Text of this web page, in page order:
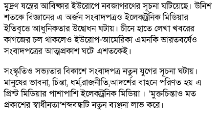
মুদ্রণ যন্ত্রের আবিষ্কার ইউরোপে নবজাগরণের সূচনা ঘটিয়েছে। উনিশ
শতকে বিজ্ঞানের এ অর্জন সংবাদপত্রও ইলেকট্রনিক মিডিয়ার
ইতিবৃত্তে আধুনিকতার উদ্বোধন ঘটায়। চীনে হাতে লেখা খবরের
কাগজের চল থাকলেও ইউরোপ-আমেরিকা এমনকি ভারতবর্ষেও
সংবাদপত্রের আত্মপ্রকাশ ঘটে এশতকেই।
সংস্কৃতিও সভ্যতার বিকাশে সংবাদপত্র নতুন যুগের সূচনা ঘটায়।
মানুষের ভাবনা, চিন্তা, ধর্ম,রাজনীতি,আদর্শের বাহনে পরিণত হয় এ
প্রিন্ট মিডিয়ার পাশাপাশি ইলেকট্রনিক মিডিয়া । ‘মুক্তচিন্তাও মত
প্রকাশের স্বাধীনতা’শব্দবন্ধটি নতুন ব্যঞ্জনা লাভ করে।